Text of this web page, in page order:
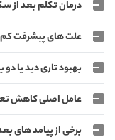
درمان تکلم بعد از
علت های پبشرفت کم
بهبود تاری دید یا
عامل اصلی کاهش
برخی از پیامد های